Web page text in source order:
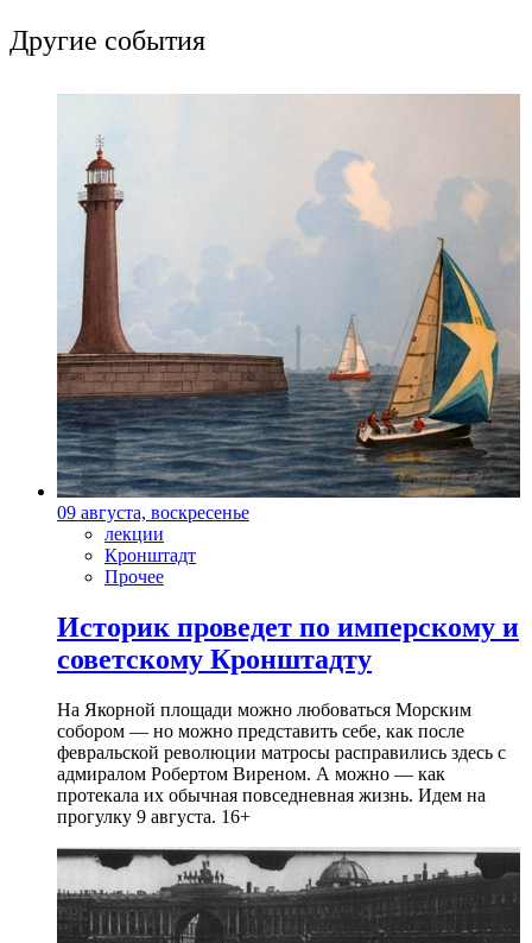
Другие события
09 августа, воскресенье
лекции
Кронштадт
Прочее
Историк проведет по имперскому и
советскому Кронштадту
На Якорной площади можно любоваться Морским
собором — но можно представить себе, как после
февральской революции матросы расправились здесь с
адмиралом Робертом Виреном. А можно — как
протекала их обычная повседневная жизнь. Идем на
прогулку 9 августа. 16+